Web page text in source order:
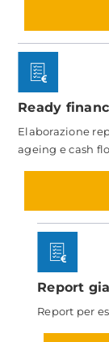
Ready
Elaborazione
ageing e cash
Report
Report per